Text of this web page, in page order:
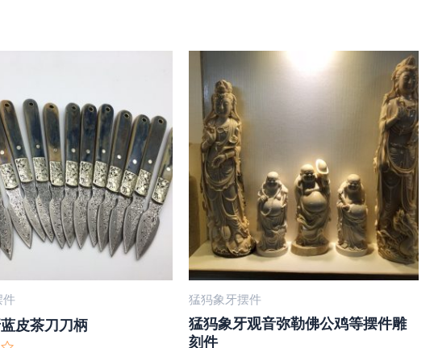
件
皮茶刀刀柄
猛犸象牙摆件
猛犸象牙观音弥勒佛公鸡等摆件雕
刻件